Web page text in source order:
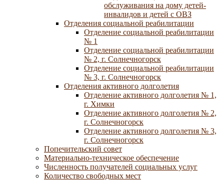
обслуживания на дому детей-
инвалидов и детей с ОВЗ
Отделения социальной реабилитации
Отделение социальной реабилитации
№ 1
Отделение социальной реабилитации
№ 2, г. Солнечногорск
Отделение социальной реабилитации
№ 3, г. Солнечногорск
Отделения активного долголетия
Отделение активного долголетия № 1,
г. Химки
Отделение активного долголетия № 2,
г. Солнечногорск
Отделение активного долголетия № 3,
г. Солнечногорск
Попечительский совет
Материально-техническое обеспечение
Численность получателей социальных услуг
Количество свободных мест